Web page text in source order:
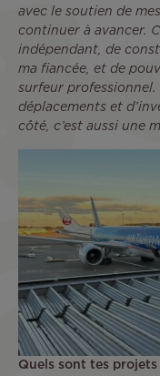
avec le soutien de
continuer à avancer.
indépendant, de
ma fiancée, et de
surfeur professionnel.
déplacements et
côté, c’est aussi une
Quels sont tes